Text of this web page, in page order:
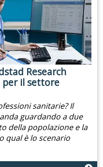
Research
per il settore
sanitarie? Il
guardando a due
della popolazione e la
qual è lo scenario